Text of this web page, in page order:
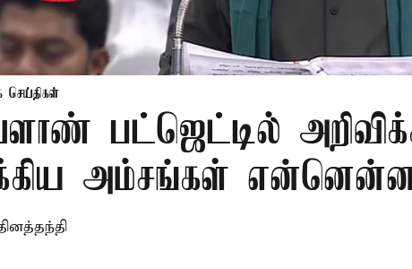
செய்திகள்
பட்ஜெட்டில்
அம்சங்கள்